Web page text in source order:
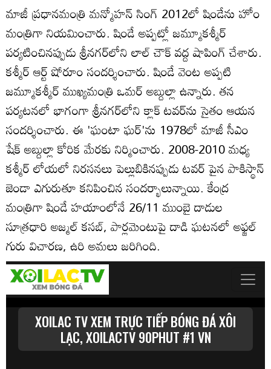
మాజీ ప్రధానమంత్రి మన్మోహన్ సింగ్ 2012లో షిండేను హోం
మంత్రిగా నియమించారు. షిండే అప్పట్లో జమ్మూకశ్మీర్
పర్యటించినప్పుడు శ్రీనగర్‌లోని లాల్ చౌక్ ‌వద్ద షాపింగ్ చేశారు.
కశ్మీర్ ఆర్ట్ షోరూం సందర్శించారు. షిండే వెంట అప్పటి
జమ్మూకశ్మీర్ ముఖ్యమంత్రి ఒమర్ అబ్దుల్లా ఉన్నారు. తన
పర్యటనలో భాగంగా శ్రీనగర్‌లోని క్లాక్ టవర్‌ను సైతం ఆయన
సందర్శించారు. ఈ 'ఘంటా ఘర్'ను 1978లో మాజీ సీఎం
షేక్ అబ్దుల్లా కోరిక మేరకు నిర్మించారు. 2008-2010 మధ్య
కశ్మీర్ లోయలో నిరసనలు పెల్లుబికినప్పుడు టవర్ పైన పాకిస్థాన్
జెండా ఎగురుతూ కనిపించిన సందర్భాలున్నాయి. కేంద్ర
మంత్రిగా షిండే హయాంలోనే 26/11 ముంబై దాడుల
సూత్రధారి అజ్మల్ కసబ్‌, పార్లమెంటుపై దాడి ఘటనలో అఫ్జల్
గురు విచారణ, ఉరి అమలు జరిగింది.